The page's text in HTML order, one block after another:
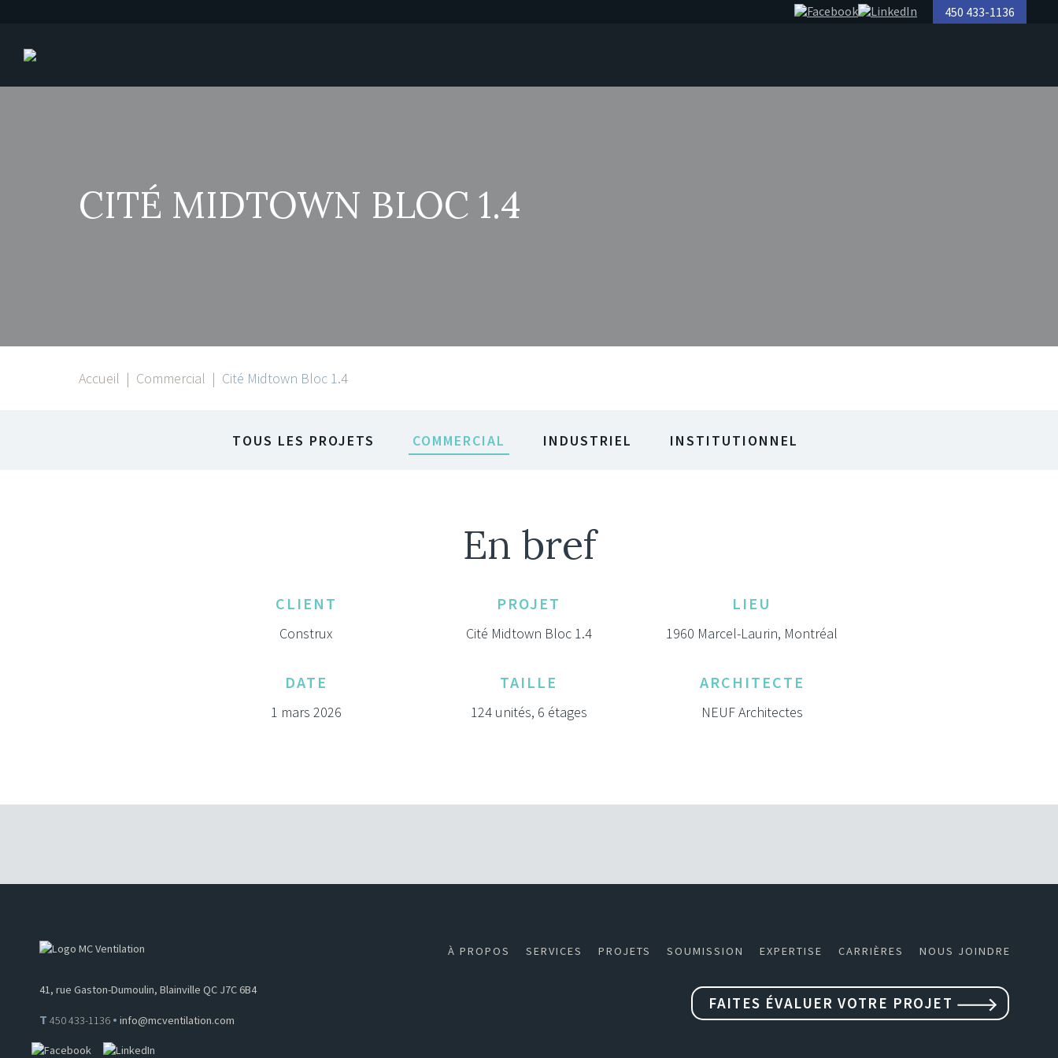
450 433-1136
CITÉ MIDTOWN BLOC 1.4
Accueil | Commercial | Cité Midtown Bloc 1.4
TOUS LES PROJETS COMMERCIAL INDUSTRIEL INSTITUTIONNEL
En bref
CLIENT
Construx
PROJET
Cité Midtown Bloc 1.4
LIEU
1960 Marcel-Laurin, Montréal
DATE
1 mars 2026
TAILLE
124 unités, 6 étages
ARCHITECTE
NEUF Architectes
41, rue Gaston-Dumoulin, Blainville QC J7C 6B4
T 450 433-1136 • info@mcventilation.com
À PROPOS SERVICES PROJETS SOUMISSION EXPERTISE CARRIÈRES NOUS JOINDRE
FAITES ÉVALUER VOTRE PROJET